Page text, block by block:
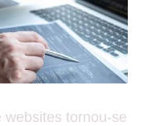
websites tornou-se